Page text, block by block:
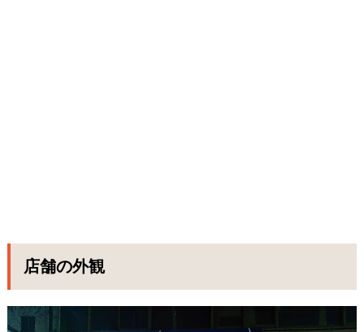
店舗の外観